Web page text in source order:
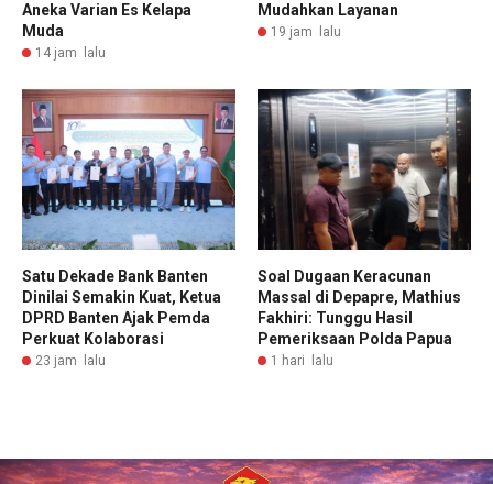
Aneka Varian Es Kelapa
Muda
14 jam lalu
Mudahkan Layanan
19 jam lalu
Satu Dekade Bank Banten
Dinilai Semakin Kuat, Ketua
DPRD Banten Ajak Pemda
Perkuat Kolaborasi
23 jam lalu
Soal Dugaan Keracunan
Massal di Depapre, Mathius
Fakhiri: Tunggu Hasil
Pemeriksaan Polda Papua
1 hari lalu